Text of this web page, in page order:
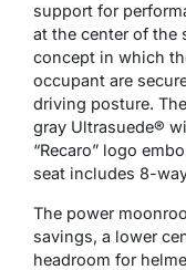
support for
at the center of the
concept in which
occupant are
driving posture.
gray Ultrasuede®
“Recaro” logo
seat includes 8-
The power
savings, a lower
headroom for